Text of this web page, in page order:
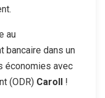
au
bancaire dans un
économies avec
(ODR) Caroll !